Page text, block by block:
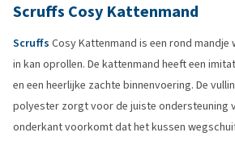
Scruffs Cosy Kattenmand
Scruffs Cosy Kattenmand is een rond mandje
in kan oprollen. De kattenmand heeft een
en een heerlijke zachte binnenvoering. De
polyester zorgt voor de juiste ondersteuning
onderkant voorkomt dat het kussen